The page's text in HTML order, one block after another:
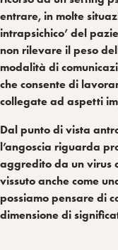
entrare, in molte
intrapsichico’ del
non rilevare il peso
modalità di
che consente di
collegate ad aspetti
Dal punto di vista
l’angoscia riguarda
aggredito da un virus
vissuto anche come
possiamo pensare di
dimensione di